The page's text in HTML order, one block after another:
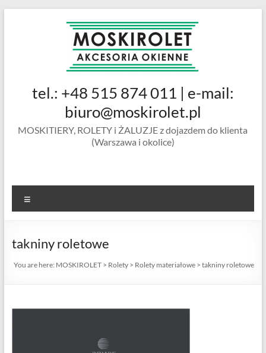
MOSKIROLET
siatki na
okienne |
ramkowe i
drzwiowe
tel.: +48 515 874 011 | e-mail:
biuro@moskirolet.pl
MOSKITIERY, ROLETY i ŻALUZJE z dojazdem do klienta
(Warszawa i okolice)
takniny roletowe
You are here: MOSKIROLET > Rolety > Rolety materiałowe >takniny roletowe